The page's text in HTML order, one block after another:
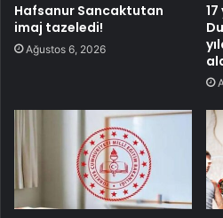
Hafsanur Sancaktutan
imaj tazeledi!
Ağustos 6, 2026